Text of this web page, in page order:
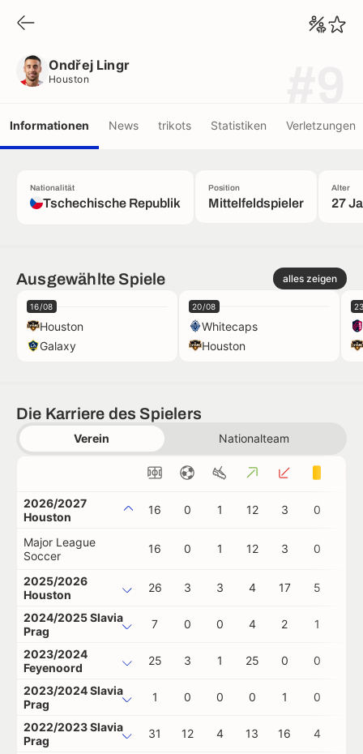
Ondřej Lingr
Houston
Informationen News trikots Statistiken Verletzungen
Nationalität
Tschechische Republik
Position
Mittelfeldspieler
Alter
27
Ausgewählte Spiele alles zeigen
16/08
Houston
Galaxy
20/08
Whitecaps
Houston
Die Karriere des Spielers
Verein Nationalteam
2026/2027
Houston
16 0 1 12 3 0
Major League
Soccer
16 0 1 12 3 0
2025/2026
Houston
26 3 3 4 17 5
2024/2025 Slavia
Prag
7 0 0 4 2 1
2023/2024
Feyenoord
25 3 1 25 0 0
2023/2024 Slavia
Prag
1 0 0 0 1 0
2022/2023 Slavia
Prag
31 12 4 13 16 4